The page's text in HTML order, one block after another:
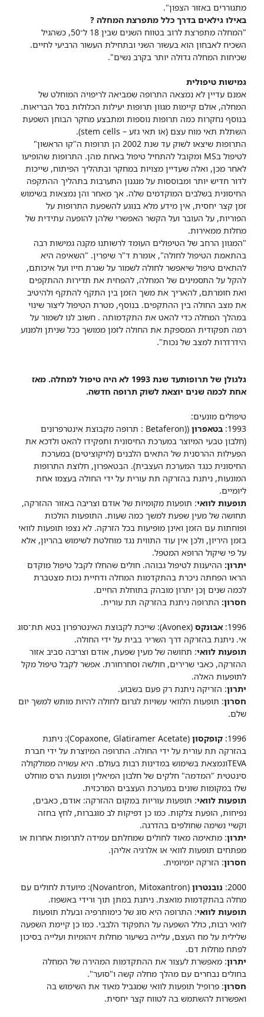
מתגוררים באזור הצפון".
באילו גילאים בדרך כלל מתפרצת המחלה ?
"המחלה מתפרצת לרוב בטווח השנים שבין 18 ל־50, כשהגיל
השכיח לאבחון הוא בעשור השני ובתחילת העשור הרביעי לחיים.
שכיחות המחלה גדולה יותר בקרב נשים".
גמישות טיפולית
אמנם עדיין לא נמצאה התרופה שמביאה לריפויה המוחלט של
המחלה, אולם קיימות מגוון תרופות יעילות הכלולות בסל הבריאות.
בנוסף נחקרות כמה תרופות נוספות ומתבצע מחקר הבוחן השפעת
השתלת תאי מוח עצם (או תאי גזע – stem cells).
התרופות שיצאו לשוק עד שנת 2002 הן תרופות ה"קו הראשון"
לטיפול בMS ומקובל להתחיל טיפול באחת מהן. התרופות שהופיעו
לאחר מכן, ואלה שעדיין מצויות במחקר ובתהליך הפיתוח, שייכות
לדור חדיש יותר ומבוססות על מנגנון התערבות בתהליך ההתקפה
החיסונית בשלבים המוקדמים שלה. אך מאחר והן נמצאות בשימוש
זמן קצר יחסית, אין מידע מלא בנוגע להשפעת התרופות על
הפוריות, על העובר ועל הקשר האפשרי שלהן להופעה עתידית של
מחלות ממאירות.
"המגוון הרחב של הטיפולים העומד לרשותנו מקנה גמישות רבה
בהתאמת הטיפול לחולה", אומרת ד"ר שיפרין. "השאיפה היא
להתאים טיפול שיאפשר לחולה לשמור על שגרת חייו ועל איכותם,
להקל על התסמינים של המחלה, להפחית את תדירות ההתקפים
ואת חומרתם, להאריך את משך הזמן בין התקף להתקף ולהיטיב
את מצב החולה בין ההתקפים. בנוסף, מטרת הטיפול ליצור שינוי
במהלך המחלה כדי להאט את התקדמותה . חשוב לנו לשמור על
רמה תפקודית המספקת את החולה לזמן ממושך ככל שניתן ולמנוע
הידרדרות למצב של נכות".
גלגולן של תרופותעד שנת 1993 לא היה טיפול למחלה. מאז
אחת לכמה שנים יוצאת לשוק תרופה חדשה.
טיפולים מונעים:
1993: בטאפרון
((Betaferon : תרופה מקבוצת אינטרפרונים
(חלבון טבעי המיוצר במערכת החיסונית ותפקידו להאט ולדכא את
הפעילות ההרסנית של התאים הלבנים (לויקוציטים) במערכת
החיסונית כנגד המערכת העצבית). הבטאפרון, חלוצת התרופות
המונעות, ניתנת בהזרקה תת עורית על ידי החולה בעצמו אחת
ליומיים.
תופעות לוואי: תופעות מקומיות של אודם וצריבה באזור ההזרקה,
תחושה של מעין שפעת למשך כמה שעות. התופעות הולכות
ופוחתות עם הזמן ואינן מופיעות בכל הזרקה. לא נצפו תופעות לוואי
בזמן היריון, ולכן אין עוד התווית נגד מוחלטת לשימוש בהריון, אלא
על פי שיקול הרופא המטפל.
יתרון: ההיענות לטיפול גבוהה. חולים שהחלו לקבל טיפול מוקדם
הראו הפחתה ניכרת בהתקדמות המחלה ודחיית נכות מצטברת
לכמה שנים ןכן יתרון מובהק בתוחלת החיים.
חסרון: התרופה ניתנת בהזרקה תת עורית.
1996: אבונקס
(Avonex): שייכת לקבוצת האינטרפרון בטא תת־סוג
אי. ניתנת בהזרקה דרך השריר בבית על ידי החולה.
תופעות לוואי: תחושה של מעין שפעת, אודם וצריבה סביב אזור
ההזרקה, כאבי שרירים, חולשה וסחרחורת. אפשר לקבל טיפול מקל
לתופעות האלה.
יתרון: הזריקה ניתנת רק פעם בשבוע.
חסרון: תופעות הלוואי עשויות לגרום לחולה להיות מותש למשך יום
שלם.
1996: קופקסון
(Copaxone, Glatiramer Acetate): ניתנת
בהזרקה תת עורית על ידי החולה. התרופה המיוצרת על ידי חברת
TEVAונמצאת בשימוש במדינות רבות בעולם. היא עשויה ממולקולה
סינטטית "המדמה" חלקים של חלבון המיאלין ומונעת הרס מוחלט
שלו במקומות שונים במערכת העצבים המרכזית.
תופעות לוואי: תופעות עוריות במקום ההזרקה: אודם, כאבים,
נפיחות, הופעת צלקות. כמו כן דפיקות לב מוגברות, לחץ בחזה
וקשיי נשימה שחולפים בהדרגה.
יתרון: מתאימה מאוד לחולים שמחלתם עמידה לתרופות אחרות או
מפתחים תופעות לוואי או אלרגיה אליהן.
חסרון: הזרקה יומיומית.
2000: נובנטרון
(Novantron, Mitoxantron): מיועדת לחולים עם
מחלה בהתקדמות מואצת. ניתנת במתן תוך ורידי באשפוז.
תופעות לוואי: התרופה היא סוג של כימותרפיה ובעלת תופעות
לוואי רבות, כולל השפעה על התפקוד הלבבי. כמו כן קיימת השפעה
שלילית על מח העצם, עלייה בשיעור מחלות זיהומיות ועלייה בסיכון
לפתח מחלות דם.
יתרון: מאפשרת לעצור את ההתקדמות המהירה של המחלה
בחולים נבחרים עם מהלך מחלה קשה ו"סוער".
חסרון: פרופיל תופעות לוואי שמגביל מאוד את השימוש בה
ואפשרות להשתמש בה לטווח קצר יחסית.